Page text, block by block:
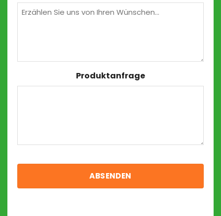
Wünschen
Produktanfrage